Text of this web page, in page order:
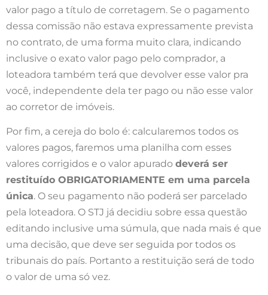
valor pago a título de corretagem. Se o pagamento
dessa comissão não estava expressamente prevista
no contrato, de uma forma muito clara, indicando
inclusive o exato valor pago pelo comprador, a
loteadora também terá que devolver esse valor pra
você, independente dela ter pago ou não esse valor
ao corretor de imóveis.
Por fim, a cereja do bolo é: calcularemos todos os
valores pagos, faremos uma planilha com esses
valores corrigidos e o valor apurado deverá ser
restituído OBRIGATORIAMENTE em uma parcela
única. O seu pagamento não poderá ser parcelado
pela loteadora. O STJ já decidiu sobre essa questão
editando inclusive uma súmula, que nada mais é que
uma decisão, que deve ser seguida por todos os
tribunais do país. Portanto a restituição será de todo
o valor de uma só vez.